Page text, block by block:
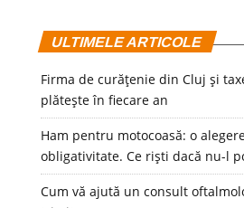
ULTIMELE ARTICOLE
Firma de curățenie din Cluj și
plătește în fiecare an
Ham pentru motocoasă: o
obligativitate. Ce riști dacă nu-l
Cum vă ajută un consult